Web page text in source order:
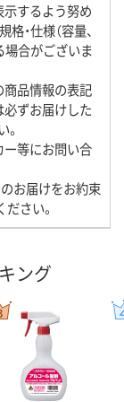
示するよう努め
・仕様（容量、
場合がございま
商品情報の表記
必ずお届けした
ー等にお問い合
のお届けをお約束
さい。
ング